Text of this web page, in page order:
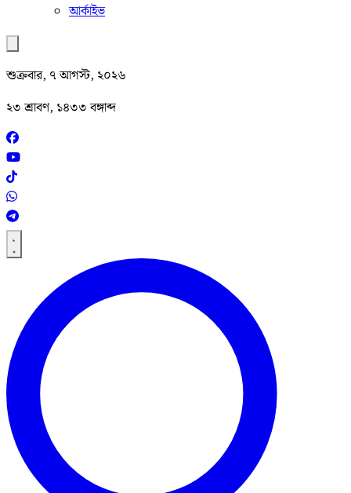
আর্কাইভ
শুক্রবার, ৭ আগস্ট, ২০২৬
২৩ শ্রাবণ, ১৪৩৩ বঙ্গাব্দ